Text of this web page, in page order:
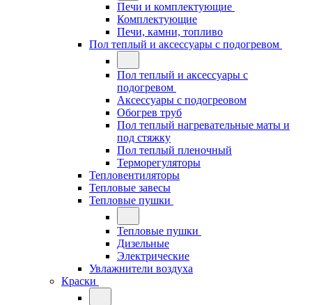
Печи и комплектующие
Комплектующие
Печи, камни, топливо
Пол теплый и аксессуары с подогревом
Пол теплый и аксессуары с
подогревом
Аксессуары с подогреовом
Обогрев труб
Пол теплый нагревательные маты и
под стяжку
Пол теплый пленочный
Терморегуляторы
Тепловентиляторы
Тепловые завесы
Тепловые пушки
Тепловые пушки
Дизельные
Электрические
Увлажнители воздуха
Краски